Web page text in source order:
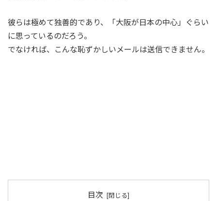
彼らは極めて独善的であり、「大阪が日本の中心」ぐらい
に思っているのだろう。
でなければ、こんな恥ずかしいメールは送信できません。
目次